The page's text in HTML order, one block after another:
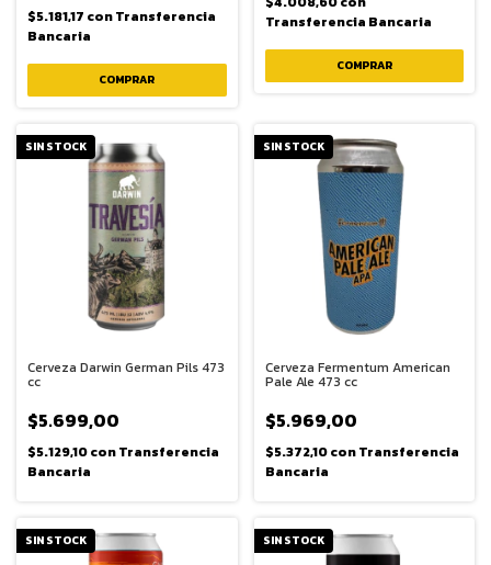
$5.181,17 conTransferencia
Bancaria
Transferencia Bancaria
SIN STOCK
Cerveza Darwin German Pils 473
cc
$5.699,00
$5.129,10conTransferencia
Bancaria
SIN STOCK
Cerveza Fermentum American
Pale Ale 473 cc
$5.969,00
$5.372,10conTransferencia
Bancaria
SIN STOCK SIN STOCK